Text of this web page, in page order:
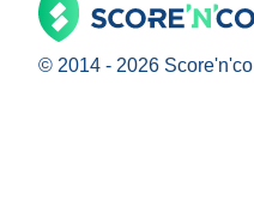
© 2014 - 2026 Score'n'co